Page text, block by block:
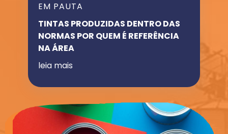
EM PAUTA
TINTAS PRODUZIDAS DENTRO DAS
NORMAS POR QUEM É REFERÊNCIA
NA ÁREA
leia mais